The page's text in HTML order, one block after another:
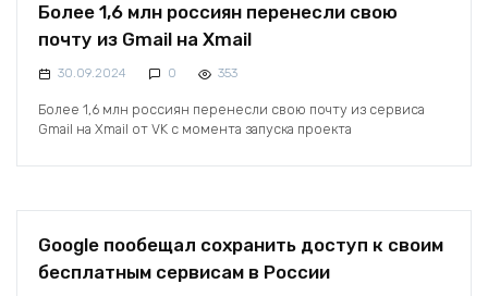
Более 1,6 млн россиян перенесли свою
почту из Gmail на Xmail
30.09.2024 0 353
Более 1,6 млн россиян перенесли свою почту из сервиса
Gmail на Xmail от VK с момента запуска проекта
Google пообещал сохранить доступ к своим
бесплатным сервисам в России